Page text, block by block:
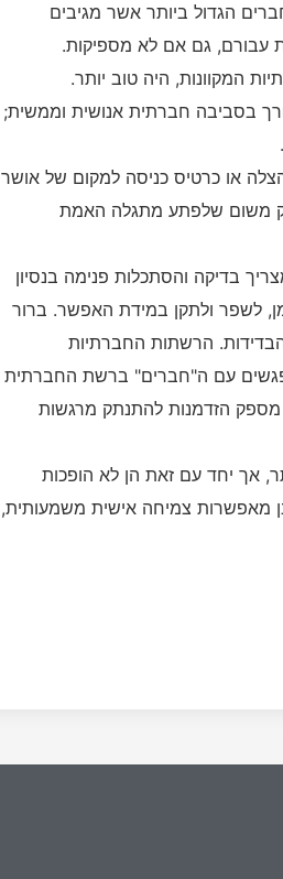
הגדול ביותר אשר מגיבים
עבורם, גם אם לא מספיקות.
המקוונות, היה טוב יותר.
בסביבה חברתית אנושית וממשית;
או כרטיס כניסה למקום של אושר
משום שלפתע מתגלה האמת
בדיקה והסתכלות פנימה בנסיון
לשפר ולתקן במידת האפשר. ברור
הרשתות החברתיות
עם ה"חברים" ברשת החברתית
הזדמנות להתנתק מרגשות
אך יחד עם זאת הן לא הופכות
מאפשרות צמיחה אישית משמעותית,